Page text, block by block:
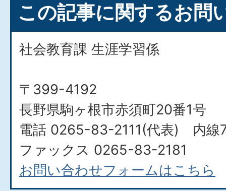
この記事に関するお問
社会教育課 生涯学習係
〒399-4192
長野県駒ヶ根市赤須町20番1号
電話 0265-83-2111(代表) 内線
ファックス 0265-83-2181
お問い合わせフォームはこちら